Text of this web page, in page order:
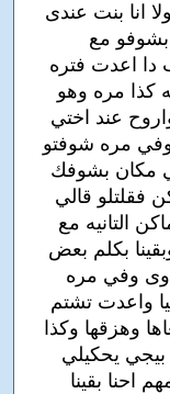
انا بنت عندى
مع
دا اعدت فتره
كذا مره وهو
عند اختي
وفي مره شوفتو
مكان بشوفك
فقلتلو قالي
التانيه مع
بكلم بعض
اوى وفي مره
واعدت تشتم
وهزقها وكذا
يحكيلي
احنا بقينا